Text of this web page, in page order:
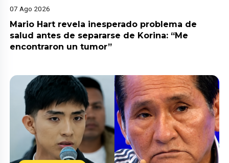
07 Ago 2026
Mario Hart revela inesperado problema de
salud antes de separarse de Korina: “Me
encontraron un tumor”